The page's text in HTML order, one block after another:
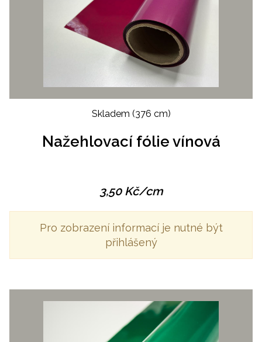
Skladem (376 cm)
Nažehlovací fólie vínová
3,50Kč/cm
Pro zobrazení informací je nutné být
přihlášený